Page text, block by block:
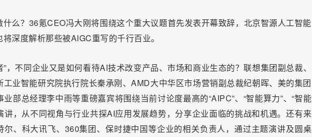
么？36氪CEO冯大刚将围绕这个重大议题首先发表开幕致辞，北京智源人工智能
深度解析那些被AIGC重写的千行百业。
”，不同企业又是如何看待AI技术改变产品、市场和商业生态的？联想集团副总裁、
业智能研究院执行院长秦承刚、AMD大中华区市场营销副总裁纪朝晖、美的集团
部总经理李中雨等重磅嘉宾将围绕当前讨论度最高的“AIPC”、“智能算力”、“智能
讲，从不同视角与行业共探AI应用发展趋势，分享企业面临的挑战和机遇。还有来
尔、科大讯飞、360集团、保时捷中国等企业的相关负责人，通过主题演讲及圆桌